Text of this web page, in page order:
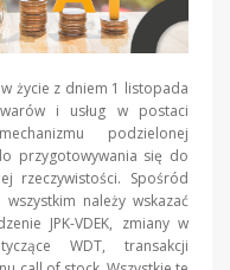
życie z dniem 1 listopada
i usług w postaci
podzielonej
przygotowywania się do
rzeczywistości. Spośród
należy wskazać
JPK-VDEK, zmiany w
WDT, transakcji